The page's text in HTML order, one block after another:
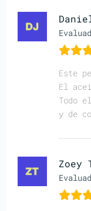
Este
El
Todo
y de
Zoey